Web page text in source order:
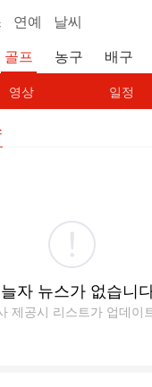
연예 날씨
골프 농구 배구
영상 일정
자 뉴스가 없습니
제공시 리스트가 업데이